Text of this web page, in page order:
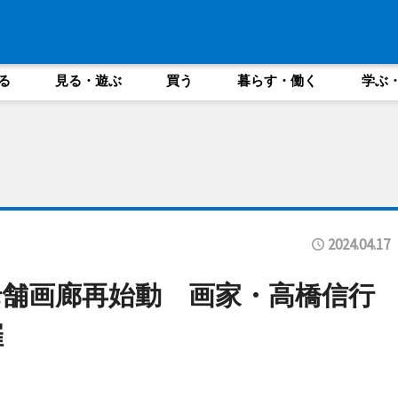
見る・遊ぶ 買う 暮らす・働く 学ぶ
2024.04.17
画廊再始動 画家・高橋信行